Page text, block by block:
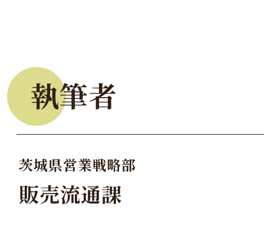
執筆者
茨城県営業戦略部
販売流通課